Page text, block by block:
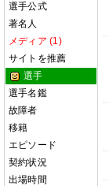
選手公式
著名人
メディア (1)
サイトを推薦
選手
選手名鑑
故障者
移籍
エピソード
契約状況
出場時間